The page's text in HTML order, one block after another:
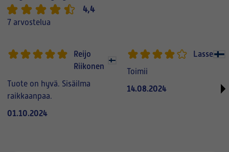
4,4
7 arvostelua
Reijo
Riikonen
Tuote on hyvä. Sisäilma
raikkaanpaa.
01.10.2024
Lasse
Toimii
14.08.2024